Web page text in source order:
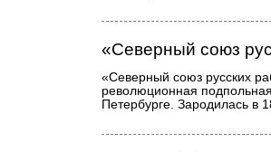
«Северный союз
«Северный союз русских
революционная
Петербурге. Зародилась в